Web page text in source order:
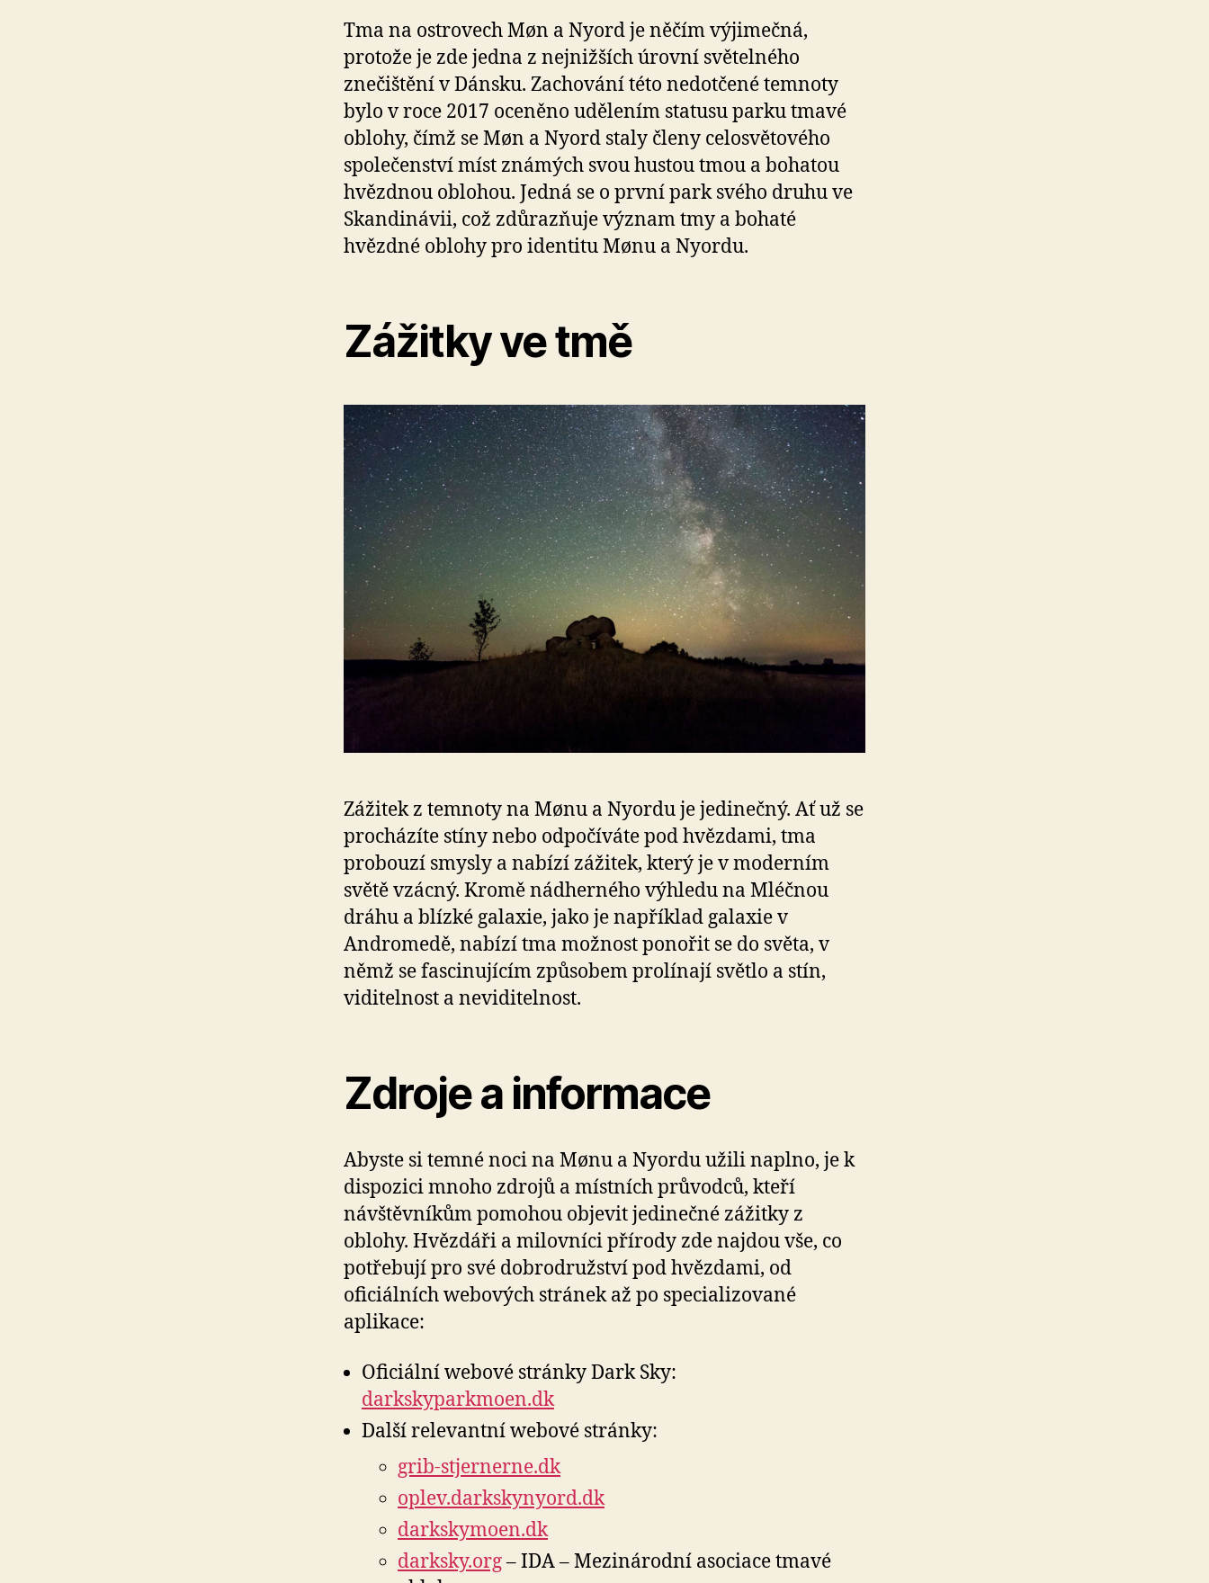
Tma na ostrovech Møn a Nyord je něčím výjimečná,
protože je zde jedna z nejnižších úrovní světelného
znečištění v Dánsku. Zachování této nedotčené temnoty
bylo v roce 2017 oceněno udělením statusu parku tmavé
oblohy, čímž se Møn a Nyord staly členy celosvětového
společenství míst známých svou hustou tmou a bohatou
hvězdnou oblohou. Jedná se o první park svého druhu ve
Skandinávii, což zdůrazňuje význam tmy a bohaté
hvězdné oblohy pro identitu Mønu a Nyordu.
Zážitky ve tmě
Zážitek z temnoty na Mønu a Nyordu je jedinečný. Ať už se
procházíte stíny nebo odpočíváte pod hvězdami, tma
probouzí smysly a nabízí zážitek, který je v moderním
světě vzácný. Kromě nádherného výhledu na Mléčnou
dráhu a blízké galaxie, jako je například galaxie v
Andromedě, nabízí tma možnost ponořit se do světa, v
němž se fascinujícím způsobem prolínají světlo a stín,
viditelnost a neviditelnost.
Zdroje a informace
Abyste si temné noci na Mønu a Nyordu užili naplno, je k
dispozici mnoho zdrojů a místních průvodců, kteří
návštěvníkům pomohou objevit jedinečné zážitky z
oblohy. Hvězdáři a milovníci přírody zde najdou vše, co
potřebují pro své dobrodružství pod hvězdami, od
oficiálních webových stránek až po specializované
aplikace:
Oficiální webové stránky Dark Sky:
darkskyparkmoen.dk
Další relevantní webové stránky:
grib-stjernerne.dk
oplev.darkskynyord.dk
darkskymoen.dk
darksky.org– IDA – Mezinárodní asociace tmavé